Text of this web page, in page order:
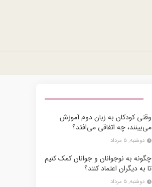
وقتی کودکان به زبان دوم آموزش
می‌بینند، چه اتفاقی می‌افتد؟
دوشنبه, ۵ مرداد
چگونه به نوجوانان و جوانان کمک کنیم
تا به دیگران اعتماد کنند؟
دوشنبه, ۵ مرداد